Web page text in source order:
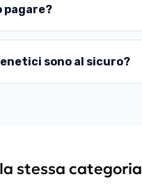
pagare?
sono al sicuro?
stessa categoria